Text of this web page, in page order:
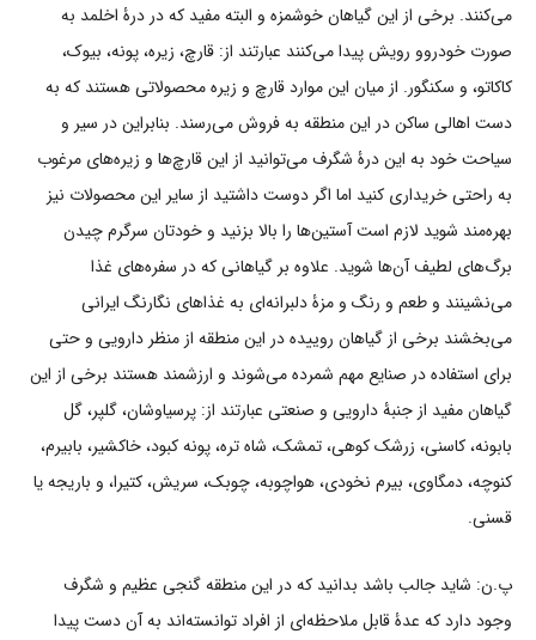
می‌کنند. برخی از این گیاهان خوشمزه و البته مفید که در درۀ اخلمد به
صورت خودروو رویش پیدا می‌کنند عبارتند از: قارچ، زیره، پونه، بیوک،
کاکاتو، و سکنگور. از میان این موارد قارچ و زیره محصولاتی هستند که به
دست اهالی ساکن در این منطقه به فروش می‌رسند. بنابراین در سیر و
سیاحت خود به این درۀ شگرف می‌توانید از این قارچ‌ها و زیره‌های مرغوب
به راحتی خریداری کنید اما اگر دوست داشتید از سایر این محصولات نیز
بهره‌مند شوید لازم است آستین‌ها را بالا بزنید و خودتان سرگرم چیدن
برگ‌های لطیف آن‌ها شوید. علاوه بر گیاهانی که در سفره‌های غذا
می‌نشینند و طعم و رنگ و مزۀ دلبرانه‌ای به غذاهای نگارنگ ایرانی
می‌بخشند برخی از گیاهان روییده در این منطقه از منظر دارویی و حتی
برای استفاده در صنایع مهم شمرده می‌شوند و ارزشمند هستند برخی از این
گیاهان مفید از جنبۀ دارویی و صنعتی عبارتند از: پرسیاوشان، گلپر، گل
بابونه، کاسنی، زرشک کوهی، تمشک، شاه تره، پونه کبود، خاکشیر، بابیرم،
کنوچه، دمگاوی، بیرم نخودی، هواچوبه، چوبک، سریش، کتیرا، و باریجه یا
قسنی.
پ.ن: شاید جالب باشد بدانید که در این منطقه گنجی عظیم و شگرف
وجود دارد که عدۀ قابل ملاحظه‌ای از افراد توانسته‌اند به آن دست پیدا